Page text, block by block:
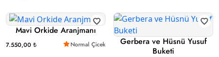
Mavi Orkide Aranjmanı
7.550,00 ₺ Normal Çicek
Gerbera ve Hüsnü Yusuf
Buketi